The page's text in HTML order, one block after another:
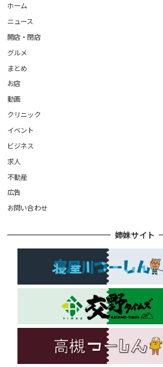
ホーム
ニュース
開店・閉店
グルメ
まとめ
お店
動画
クリニック
イベント
ビジネス
求人
不動産
広告
お問い合わせ
姉妹サイト